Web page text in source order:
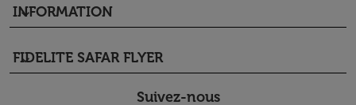
INFORMATION
keyboard_arrow_down
FIDELITE SAFAR FLYER
keyboard_arrow_down
Suivez-nous